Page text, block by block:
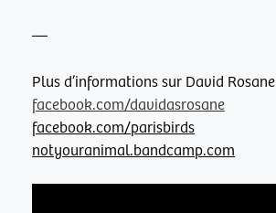
—
Plus d’informations sur David Rosane
facebook.com/davidasrosane
facebook.com/parisbirds
notyouranimal.bandcamp.com